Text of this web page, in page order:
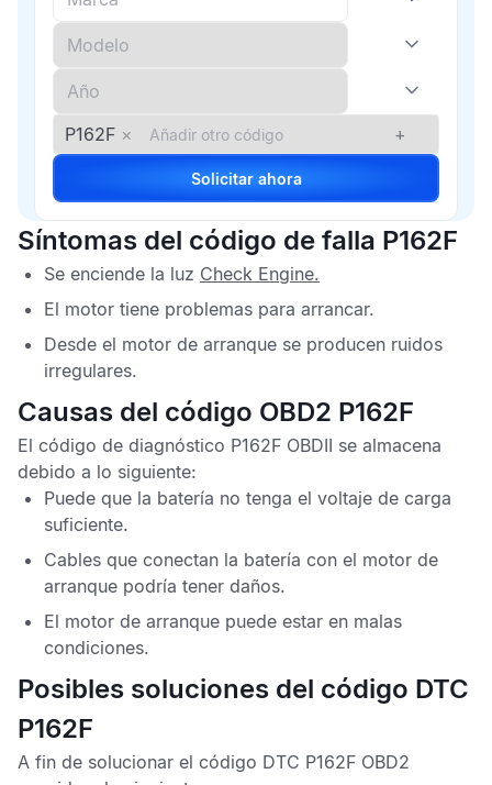
P162F × +
Solicitar ahora
Síntomas del código de falla P162F
Se enciende la luz Check Engine.
El motor tiene problemas para arrancar.
Desde el motor de arranque se producen ruidos
irregulares.
Causas del código OBD2 P162F
El código de diagnóstico P162F OBDII se almacena
debido a lo siguiente:
Puede que la batería no tenga el voltaje de carga
suficiente.
Cables que conectan la batería con el motor de
arranque podría tener daños.
El motor de arranque puede estar en malas
condiciones.
Posibles soluciones del código DTC
P162F
A fin de solucionar el código DTC P162F OBD2